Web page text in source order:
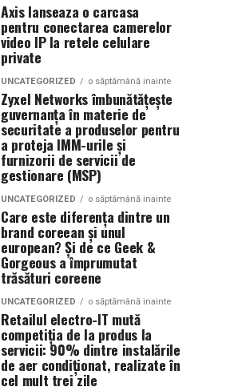
Axis lanseaza o carcasa
pentru conectarea camerelor
video IP la retele celulare
private
UNCATEGORIZED o săptămână inainte
Zyxel Networks îmbunătățește
guvernanța în materie de
securitate a produselor pentru
a proteja IMM-urile și
furnizorii de servicii de
gestionare (MSP)
UNCATEGORIZED o săptămână inainte
Care este diferența dintre un
brand coreean și unul
european? Și de ce Geek &
Gorgeous a împrumutat
trăsături coreene
UNCATEGORIZED o săptămână inainte
Retailul electro-IT mută
competiția de la produs la
servicii: 90% dintre instalările
de aer condiționat, realizate în
cel mult trei zile